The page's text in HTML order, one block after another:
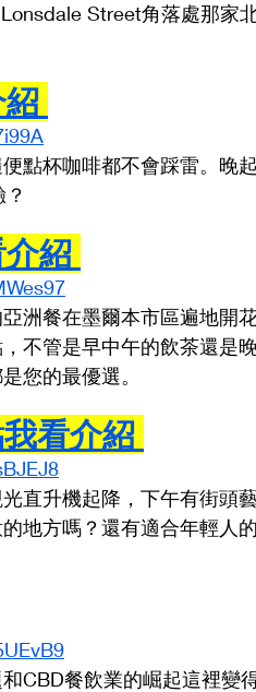
Street角落處那家
點杯咖啡都不會踩雷。晚
紹
洲餐在墨爾本市區遍地開
不管是早中午的飲茶還是
您的最優選。
看介紹
直升機起降，下午有街頭
地方嗎？還有適合年輕人
CBD餐飲業的崛起這裡變